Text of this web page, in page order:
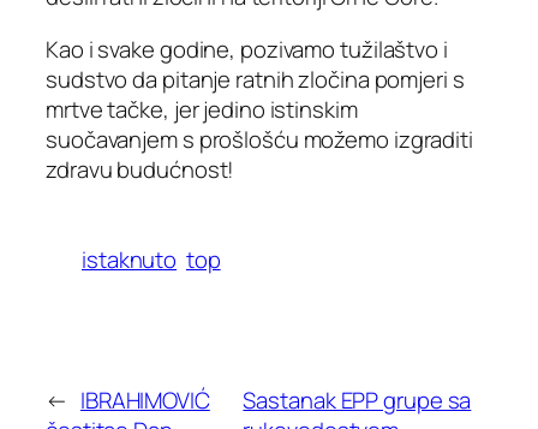
Kao i svake godine, pozivamo tužilaštvo i
sudstvo da pitanje ratnih zločina pomjeri s
mrtve tačke, jer jedino istinskim
suočavanjem s prošlošću možemo izgraditi
zdravu budućnost!
istaknuto top
← IBRAHIMOVIĆ
Sastanak EPP grupe sa